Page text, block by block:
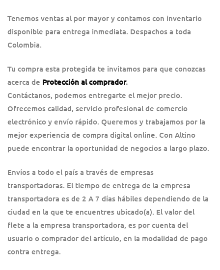
Tenemos ventas al por mayor y contamos con inventario
disponible para entrega inmediata. Despachos a toda
Colombia.
Tu compra esta protegida te invitamos para que conozcas
acerca de Protección al comprador.
Contáctanos, podemos entregarte el mejor precio.
Ofrecemos calidad, servicio profesional de comercio
electrónico y envío rápido. Queremos y trabajamos por la
mejor experiencia de compra digital online. Con Altino
puede encontrar la oportunidad de negocios a largo plazo.
Envíos a todo el país a través de empresas
transportadoras. El tiempo de entrega de la empresa
transportadora es de 2 A 7 días hábiles dependiendo de la
ciudad en la que te encuentres ubicado(a). El valor del
flete a la empresa transportadora, es por cuenta del
usuario o comprador del artículo, en la modalidad de pago
contra entrega.